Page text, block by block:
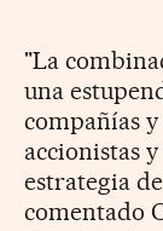
"La
una
compañías
accionistas
estrategia
comentado